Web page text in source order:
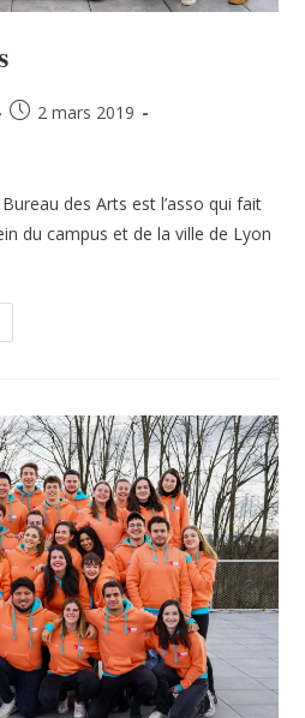
2 mars 2019
des Arts est l’asso qui fait
du campus et de la ville de Lyon